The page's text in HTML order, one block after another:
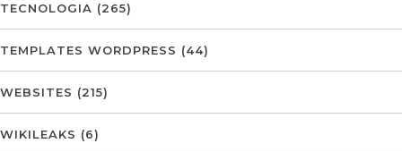
TECNOLOGIA (265)
TEMPLATES WORDPRESS (44)
WEBSITES (215)
WIKILEAKS (6)